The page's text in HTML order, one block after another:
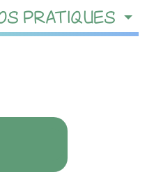
PRATIQUES